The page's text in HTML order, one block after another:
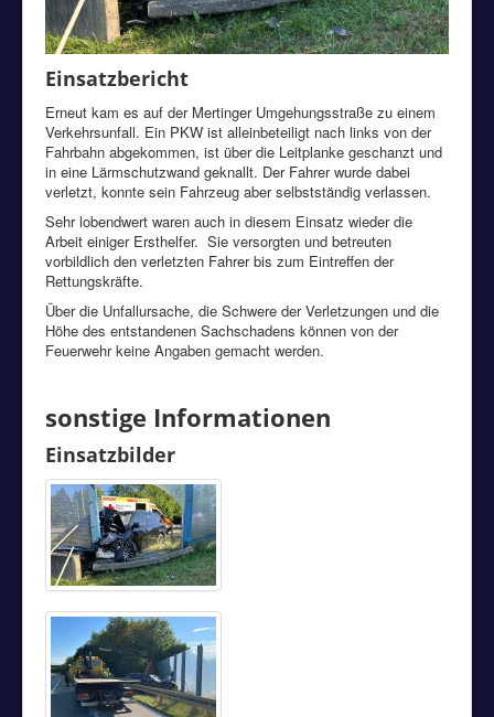
Einsatzbericht
Erneut kam es auf der Mertinger Umgehungsstraße zu einem
Verkehrsunfall. Ein PKW ist alleinbeteiligt nach links von der
Fahrbahn abgekommen, ist über die Leitplanke geschanzt und
in eine Lärmschutzwand geknallt. Der Fahrer wurde dabei
verletzt, konnte sein Fahrzeug aber selbstständig verlassen.
Sehr lobendwert waren auch in diesem Einsatz wieder die
Arbeit einiger Ersthelfer. Sie versorgten und betreuten
vorbildlich den verletzten Fahrer bis zum Eintreffen der
Rettungskräfte.
Über die Unfallursache, die Schwere der Verletzungen und die
Höhe des entstandenen Sachschadens können von der
Feuerwehr keine Angaben gemacht werden.
sonstige Informationen
Einsatzbilder